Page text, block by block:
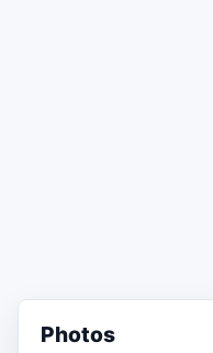
Photos